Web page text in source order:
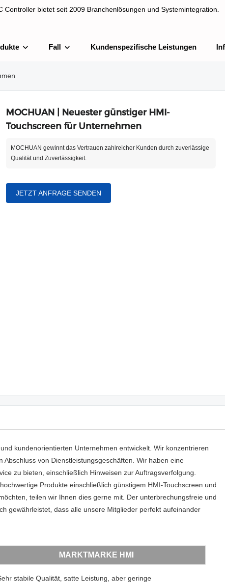
bietet seit 2009 Branchenlösungen und Systemintegration.
bietet seit 2009 Branchenlösungen und Systemintegration.
Fall Kundenspezifische Leistungen
MOCHUAN | Neuester günstiger HMI-
Touchscreen für Unternehmen
MOCHUAN gewinnt das Vertrauen zahlreicher Kunden durch zuverlässige
Qualität und Zuverlässigkeit.
JETZT ANFRAGE SENDEN
kundenorientierten Unternehmen entwickelt. Wir konzentrieren
von Dienstleistungsgeschäften. Wir haben eine
zu bieten, einschließlich Hinweisen zur Auftragsverfolgung.
Produkte einschließlich günstigem HMI-Touchscreen und
teilen wir Ihnen dies gerne mit. Der unterbrechungsfreie und
gewährleistet, dass alle unsere Mitglieder perfekt aufeinander
MARKTMARKE HMI
stabile Qualität, satte Leistung, aber geringe